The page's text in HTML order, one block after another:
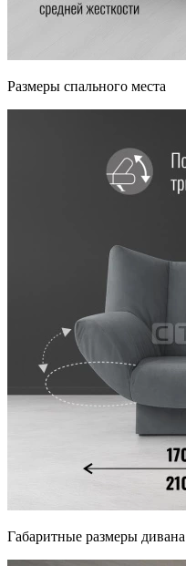
Размеры спального места
Габаритные размеры дивана